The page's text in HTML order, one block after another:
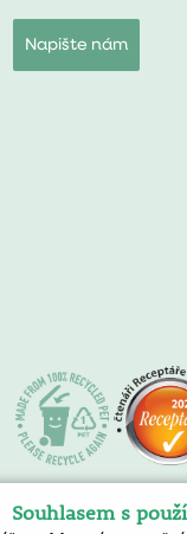
Napište nám
Souhlasem s